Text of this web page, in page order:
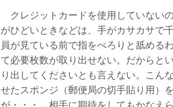
クレジットカードを使用していない
がひどいときなどは、手がカサカサで
員が見ている前で指をぺろりと舐める
て必要枚数が取り出せない。だからと
り出してくださいとも言えない。こん
せたスポンジ（郵便局の切手貼り用）
が・・・。相手に期待をしてもかなえ